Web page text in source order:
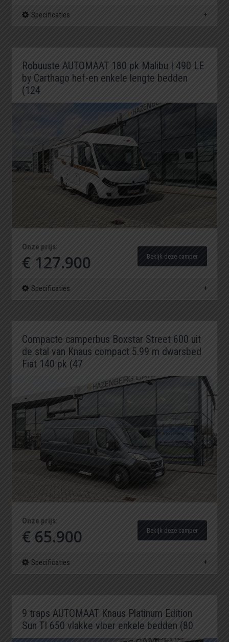
Specificaties
Robuuste AUTOMAAT 180 pk Malibu I 490 LE
by Carthago hef-en enkele lengte bedden
(124
Onze prijs:
€ 127.900 Bekijk deze camper
Specificaties
Compacte camperbus Boxstar Street 600 uit
de stal van Knaus compact 5.99 m dwarsbed
Fiat 140 pk (47
Onze prijs:
€ 65.900 Bekijk deze camper
Specificaties
9 traps AUTOMAAT Knaus Platinum Edition
Sun TI 650 vlakke vloer enkele bedden (80